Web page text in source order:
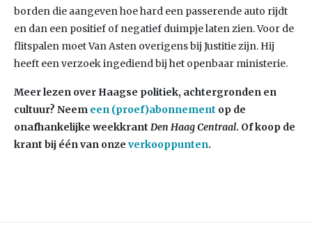
borden die aangeven hoe hard een passerende auto rijdt
en dan een positief of negatief duimpje laten zien. Voor de
flitspalen moet Van Asten overigens bij Justitie zijn. Hij
heeft een verzoek ingediend bij het openbaar ministerie.
Meer lezen over Haagse politiek, achtergronden en
cultuur? Neem een (proef)abonnement op de
onafhankelijke weekkrant Den Haag Centraal. Of koop de
krant bij één van onze verkooppunten.